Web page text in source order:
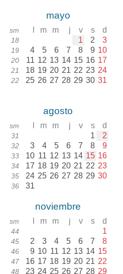
mayo
sm m m j v s d
18 1 2 3
19 4 5 6 7 8 9 10
20 11 12 13 14 15 16 17
21 18 19 20 21 22 23 24
22 25 26 27 28 29 30 31
agosto
sm m m j v s d
31 1 2
32 3 4 5 6 7 8 9
33 10 11 12 13 14 15 16
34 17 18 19 20 21 22 23
35 24 25 26 27 28 29 30
36 31
noviembre
sm m m j v s d
44 1
45 2 3 4 5 6 7 8
46 9 10 11 12 13 14 15
47 16 17 18 19 20 21 22
48 23 24 25 26 27 28 29